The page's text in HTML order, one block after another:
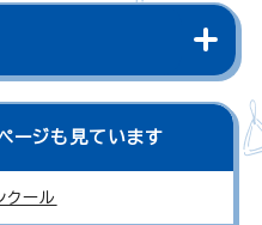
ージも見ています
ール